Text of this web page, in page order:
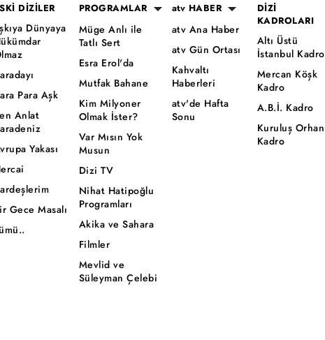
DİZİLER
Dünyaya
Para Aşk
Anlat
Yakası
Gece Masalı
PROGRAMLAR
Müge Anlı ile
Tatlı Sert
Esra Erol'da
Mutfak Bahane
Kim Milyoner
Olmak İster?
Var Mısın Yok
Musun
Dizi TV
Nihat Hatipoğlu
Programları
Akika ve Sahara
Filmler
Mevlid ve
Süleyman Çelebi
atv HABER
atv Ana Haber
atv Gün Ortası
Kahvaltı
Haberleri
atv'de Hafta
Sonu
DİZİ
KADROLARI
Altı Üstü
İstanbul Kadro
Mercan Köşk
Kadro
A.B.İ. Kadro
Kuruluş Orhan
Kadro